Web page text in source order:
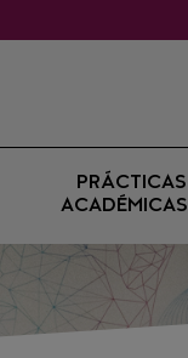
PRÁCTICAS
ACADÉMICAS